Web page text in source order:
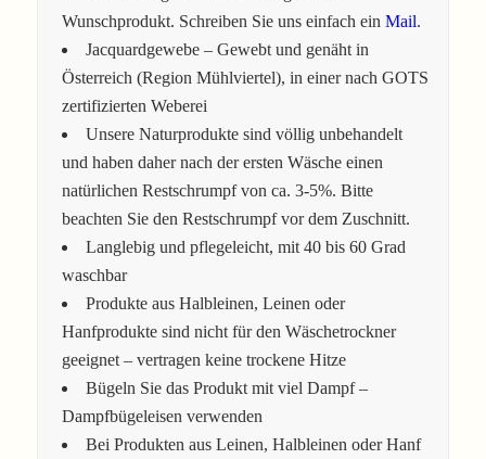
Wunschprodukt. Schreiben Sie uns einfach ein Mail.
Jacquardgewebe – Gewebt und genäht in
Österreich (Region Mühlviertel), in einer nach GOTS
zertifizierten Weberei
Unsere Naturprodukte sind völlig unbehandelt
und haben daher nach der ersten Wäsche einen
natürlichen Restschrumpf von ca. 3-5%. Bitte
beachten Sie den Restschrumpf vor dem Zuschnitt.
Langlebig und pflegeleicht, mit 40 bis 60 Grad
waschbar
Produkte aus Halbleinen, Leinen oder
Hanfprodukte sind nicht für den Wäschetrockner
geeignet – vertragen keine trockene Hitze
Bügeln Sie das Produkt mit viel Dampf –
Dampfbügeleisen verwenden
Bei Produkten aus Leinen, Halbleinen oder Hanf